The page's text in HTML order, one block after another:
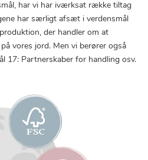
har vi har iværksat række tiltag
har særligt afsæt i verdensmål
der handler om at
vores jord. Men vi berører også
17: Partnerskaber for handling osv.